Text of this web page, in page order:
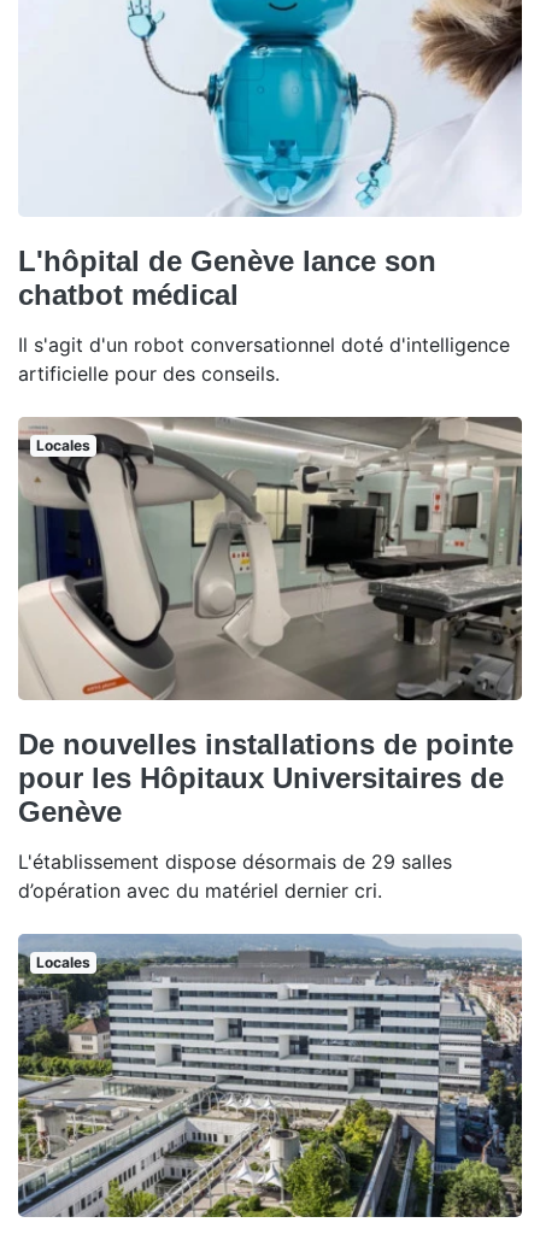
L'hôpital de Genève lance son
chatbot médical
Il s'agit d'un robot conversationnel doté d'intelligence
artificielle pour des conseils.
Locales
De nouvelles installations de pointe
pour les Hôpitaux Universitaires de
Genève
L'établissement dispose désormais de 29 salles
d’opération avec du matériel dernier cri.
Locales